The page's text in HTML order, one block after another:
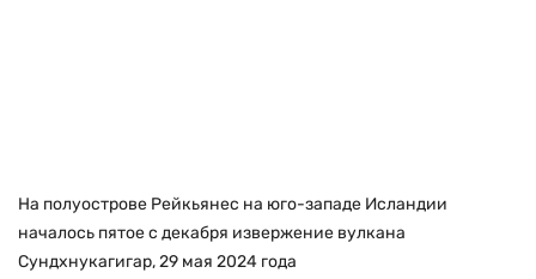
На полуострове Рейкьянес на юго-западе Исландии
началось пятое с декабря извержение вулкана
Сундхнукагигар, 29 мая 2024 года